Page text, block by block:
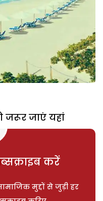
जरूर जाएं यहां
करें
मुद्दों से जुड़ी हर